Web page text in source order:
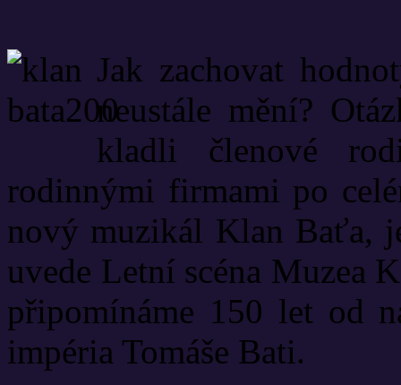
Jak zachovat
neustále mění?
kladli členové
rodinnými firmami po
nový muzikál Klan Baťa,
uvede Letní scéna Muzea
připomínáme 150 let od
impéria Tomáše Bati.